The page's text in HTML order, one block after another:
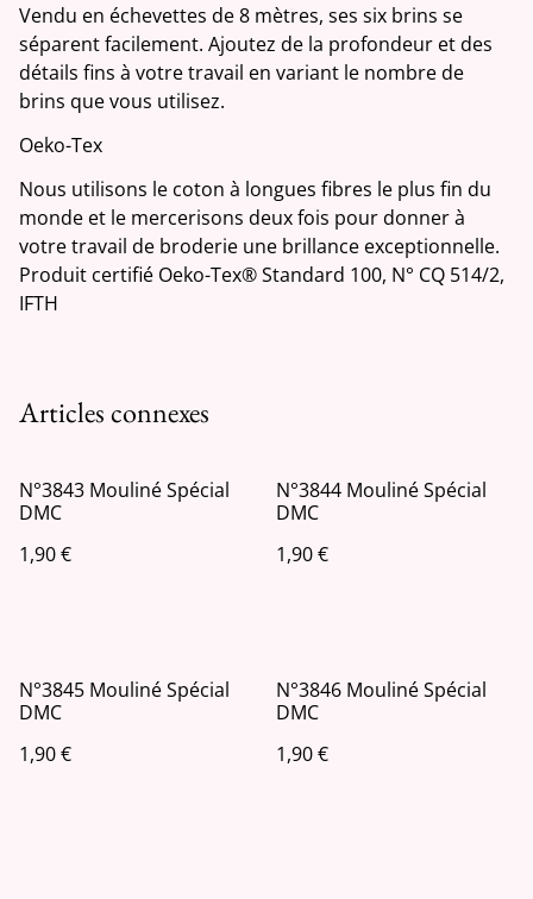
Vendu en échevettes de 8 mètres, ses six brins se
séparent facilement. Ajoutez de la profondeur et des
détails fins à votre travail en variant le nombre de
brins que vous utilisez.
Oeko-Tex
Nous utilisons le coton à longues fibres le plus fin du
monde et le mercerisons deux fois pour donner à
votre travail de broderie une brillance exceptionnelle.
Produit certifié Oeko-Tex® Standard 100, N° CQ 514/2,
IFTH
Articles connexes
N°3843 Mouliné Spécial
DMC
1,90 €
N°3844 Mouliné Spécial
DMC
1,90 €
N°3845 Mouliné Spécial
DMC
1,90 €
N°3846 Mouliné Spécial
DMC
1,90 €